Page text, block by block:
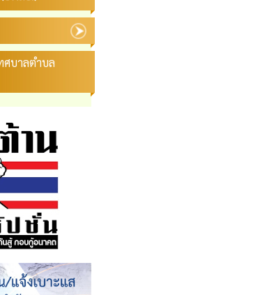
ศบาลตำบล